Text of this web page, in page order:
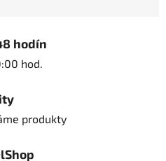
hodín
hod.
produkty